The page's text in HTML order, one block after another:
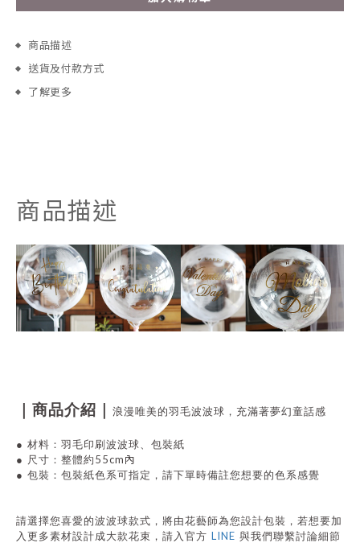
商品描述
送貨及付款方式
了解更多
商品描述
｜商品介紹｜ 浪漫唯美的羽毛波波球，充滿著夢幻童話感
● 材料：羽毛印刷波波球 、包裝紙
● 尺寸：整體約 55cm內
● 包裝：包裝紙色系可指定，請下單時備註您想要的色系感覺
請選擇您喜愛的波波球款式，將由花藝師為您設計包裝， 若想要加
入更多素材設計成大款花束 ，請入官方 LINE 與我們聯繫討論細節